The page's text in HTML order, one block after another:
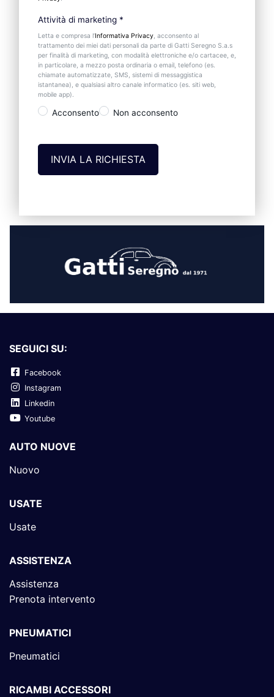
Attività di marketing *
Letta e compresa l’Informativa Privacy, acconsento al
trattamento dei miei dati personali da parte di Gatti Seregno S.a.s
per finalità di marketing, con modalità elettroniche e/o cartacee, e,
in particolare, a mezzo posta ordinaria o email, telefono (es.
chiamate automatizzate, SMS, sistemi di messaggistica
istantanea), e qualsiasi altro canale informatico (es. siti web,
mobile app).
Acconsento Non acconsento
SEGUICI SU:
Facebook
Instagram
Linkedin
Youtube
AUTO NUOVE
Nuovo
USATE
Usate
ASSISTENZA
Assistenza
Prenota intervento
PNEUMATICI
Pneumatici
RICAMBI ACCESSORI